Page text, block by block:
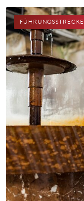
FÜHRUNGSSTRECKE